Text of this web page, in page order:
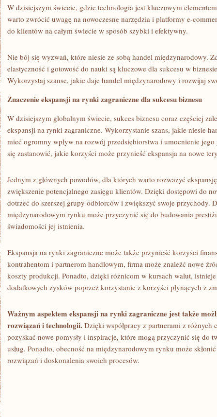
W dzisiejszym świecie, gdzie technologia jest kluczowym
warto zwrócić⁤ uwagę na ⁣nowoczesne narzędzia i platformy e-
do klientów⁤ na całym świecie w sposób szybki i efektywny.
Nie bój się wyzwań, które niesie​ ze sobą handel międzynarodowy.
elastyczność i gotowość do nauki ​są kluczowe dla sukcesu w
Wykorzystaj szanse, jakie daje handel międzynarodowy i‌ rozwijaj
Znaczenie ekspansji na rynki zagraniczne dla sukcesu biznesu
W‍ dzisiejszym globalnym świecie, sukces biznesu coraz ⁤częściej
⁢ekspansji na⁣ rynki zagraniczne. Wykorzystanie szans, jakie niesie
mieć ogromny wpływ na ​rozwój przedsiębiorstwa i‌ umocnienie
się zastanowić, jakie korzyści⁢ może przynieść ekspansja na nowe
Jednym z głównych powodów, dla których warto rozważyć
zwiększenie potencjalnego zasięgu ⁢klientów. Dzięki dostępowi⁢ do
dotrzeć ​do ⁤szerszej grupy ⁢odbiorców i zwiększyć swoje przychody.
międzynarodowym rynku może przyczynić się do budowania
świadomości jej istnienia.
Ekspansja na rynki zagraniczne może także przynieść korzyści
kontrahentom i partnerom handlowym, firma może znaleźć nowe
koszty⁤ produkcji.⁣ Ponadto, dzięki różnicom w kursach walut,
dodatkowych zysków ⁣poprzez korzystanie z korzyści płynących z
Ważnym aspektem ekspansji na rynki zagraniczne jest także
rozwiązań ⁣i technologii. Dzięki współpracy z partnerami z różnych
pozyskać ⁣nowe pomysły i inspiracje, które mogą ‌przyczynić się do‍
usług. Ponadto, obecność na międzynarodowym rynku może​
rozwiązań i doskonalenia swoich procesów.